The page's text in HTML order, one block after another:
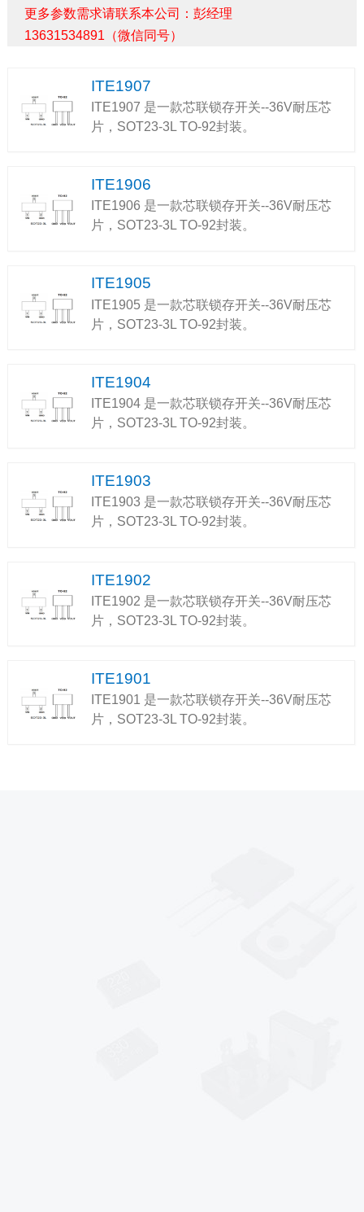
更多参数需求请联系本公司：彭经理
13631534891（微信同号）
ITE1907
ITE1907 是一款芯联锁存开关--36V耐压芯
片，SOT23-3L TO-92封装。
ITE1906
ITE1906 是一款芯联锁存开关--36V耐压芯
片，SOT23-3L TO-92封装。
ITE1905
ITE1905 是一款芯联锁存开关--36V耐压芯
片，SOT23-3L TO-92封装。
ITE1904
ITE1904 是一款芯联锁存开关--36V耐压芯
片，SOT23-3L TO-92封装。
ITE1903
ITE1903 是一款芯联锁存开关--36V耐压芯
片，SOT23-3L TO-92封装。
ITE1902
ITE1902 是一款芯联锁存开关--36V耐压芯
片，SOT23-3L TO-92封装。
ITE1901
ITE1901 是一款芯联锁存开关--36V耐压芯
片，SOT23-3L TO-92封装。